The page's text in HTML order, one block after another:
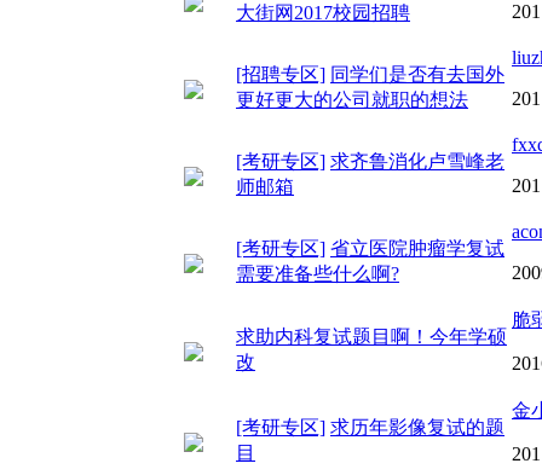
大街网2017校园招聘
[招聘专区] 同学们是否有去国外
更好更大的公司就职的想法
[考研专区] 求齐鲁消化卢雪峰老
师邮箱
[考研专区] 省立医院肿瘤学复试
需要准备些什么啊?
求助内科复试题目啊！今年学硕
改
脆
[考研专区] 求历年影像复试的题
目
金